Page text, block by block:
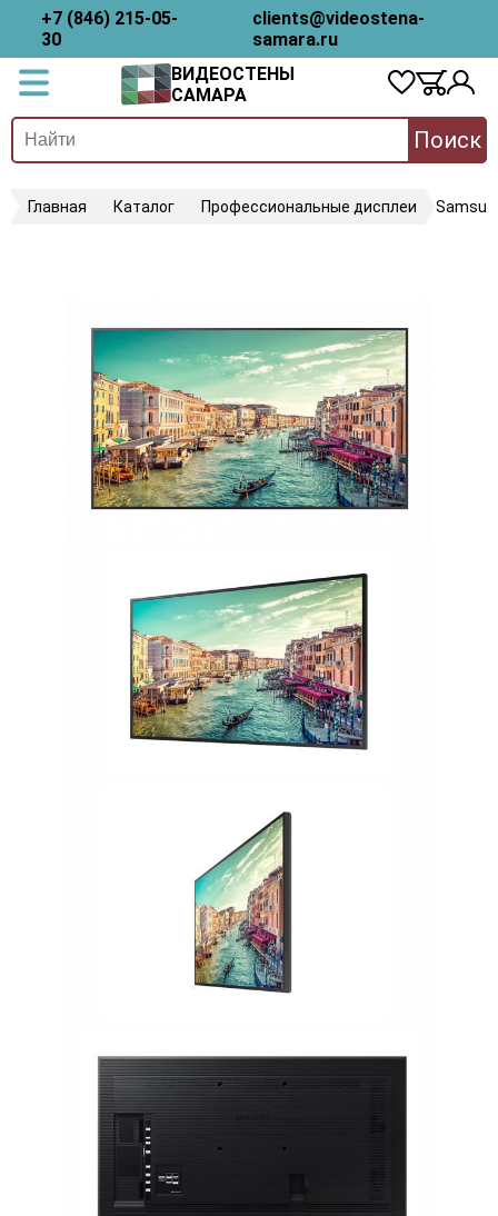
+7 (846) 215-05-
30
clients@videostena-
samara.ru
ВИДЕОСТЕНЫ
САМАРА
Поиск
Главная Каталог Профессиональные дисплеи